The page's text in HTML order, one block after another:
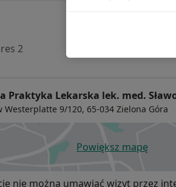
2
Praktyka Lekarska lek. med.
Westerplatte 9/120, 65-034 Zielona Góra
Powiększ mapę
otwiera się w
nie można umawiać wizyt przez